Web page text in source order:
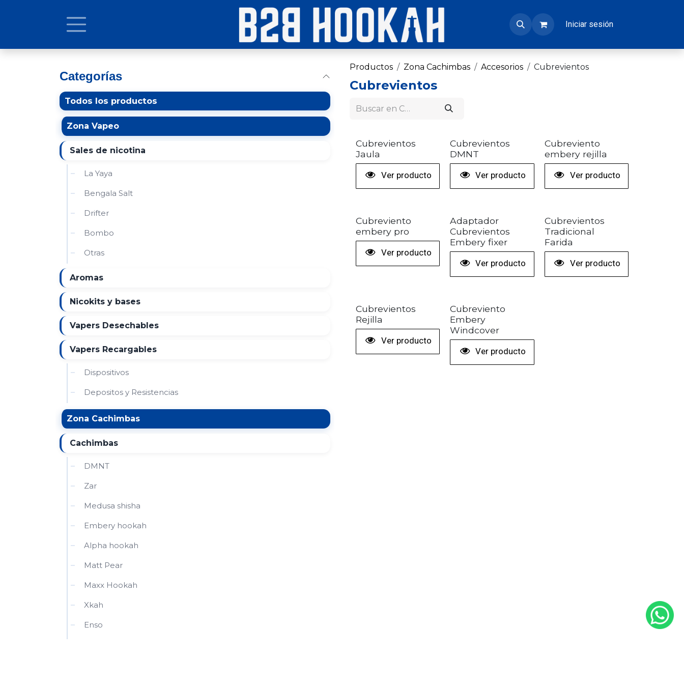
Iniciar sesión
Categorías
Todos los productos
Zona Vapeo
Sales de nicotina
La Yaya
Bengala Salt
Drifter
Bombo
Otras
Aromas
Nicokits y bases
Vapers Desechables
Vapers Recargables
Dispositivos
Depositos y Resistencias
Zona Cachimbas
Cachimbas
DMNT
Zar
Medusa shisha
Embery hookah
Alpha hookah
Matt Pear
Maxx Hookah
Xkah
Enso
Productos Zona Cachimbas Accesorios Cubrevientos
Cubrevientos
TOP VENTAS
Cubrevientos
Jaula
Ver producto
Cubrevientos
DMNT
Ver producto
Cubreviento
embery rejilla
Ver producto
+ COLORES
Cubreviento
embery pro
Ver producto
Adaptador
Cubrevientos
Embery fixer
Ver producto
Cubrevientos
Tradicional
Farida
Ver producto
Cubrevientos
Rejilla
Ver producto
Cubreviento
Embery
Windcover
Ver producto